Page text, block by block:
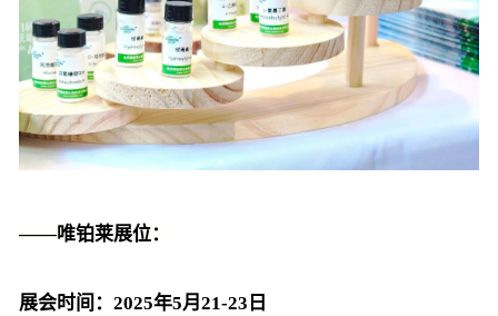
——唯铂莱展位：
展会时间：2025年5月21-23日